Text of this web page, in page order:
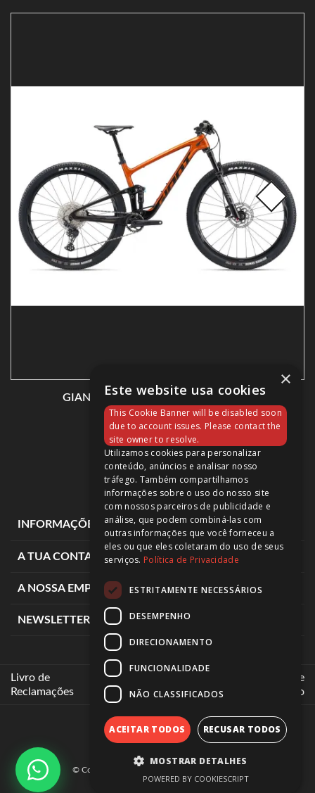
GIANT 2022 ANTHEM ADV PRO 29 3
4 049,00 €
INFORMAÇÕES DE LOJA
A TUA CONTA
A NOSSA EMPRESA
NEWSLETTER
Livro de
Reclamações
Intermediários de
Crédito
© Copyright 2025
×
Este website usa cookies
This Cookie Banner will be disabled soon
due to account issues. Please contact the
site owner to resolve.
Utilizamos cookies para personalizar
conteúdo, anúncios e analisar nosso
tráfego. Também compartilhamos
informações sobre o uso do nosso site
com nossos parceiros de publicidade e
análise, que podem combiná-las com
outras informações que você forneceu a
eles ou que eles coletaram do uso de seus
serviços. Política de Privacidade
ESTRITAMENTE NECESSÁRIOS
DESEMPENHO
DIRECIONAMENTO
FUNCIONALIDADE
NÃO CLASSIFICADOS
ACEITAR TODOS RECUSAR TODOS
MOSTRAR DETALHES
POWERED BY COOKIESCRIPT